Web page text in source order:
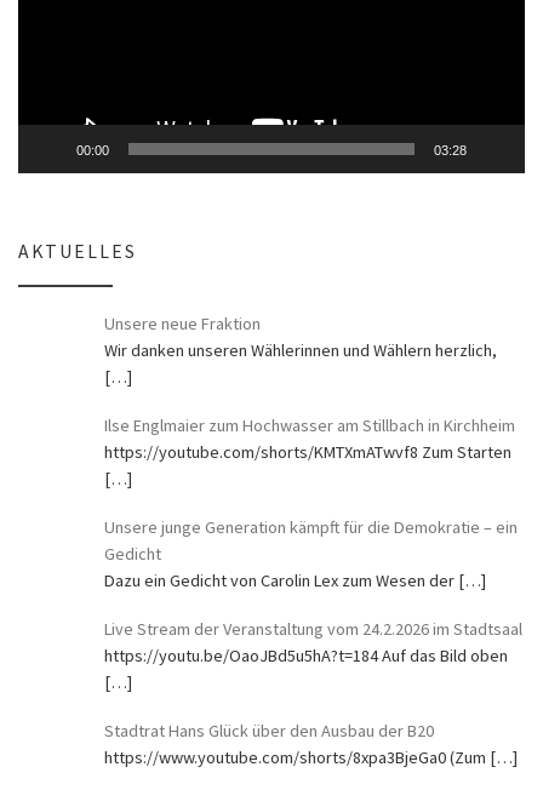
00:00 03:28
AKTUELLES
Unsere neue Fraktion
Wir danken unseren Wählerinnen und Wählern herzlich,
[…]
Ilse Englmaier zum Hochwasser am Stillbach in Kirchheim
https://youtube.com/shorts/KMTXmATwvf8 Zum Starten
[…]
Unsere junge Generation kämpft für die Demokratie – ein
Gedicht
Dazu ein Gedicht von Carolin Lex zum Wesen der […]
Live Stream der Veranstaltung vom 24.2.2026 im Stadtsaal
https://youtu.be/OaoJBd5u5hA?t=184 Auf das Bild oben
[…]
Stadtrat Hans Glück über den Ausbau der B20
https://www.youtube.com/shorts/8xpa3BjeGa0 (Zum […]